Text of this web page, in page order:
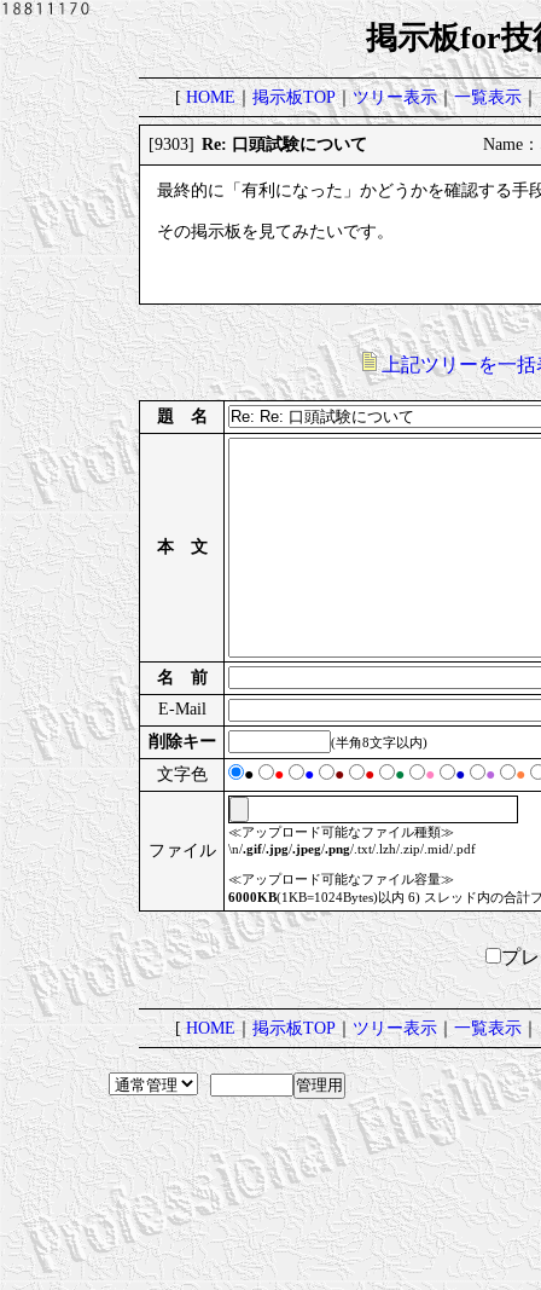
掲示板for技
[HOME｜掲示板TOP｜ツリー表示｜一覧表示｜
[9303] Re: 口頭試験について Name
最終的に「有利になった」かどうかを確認する手
その掲示板を見てみたいです。
上記ツリーを一括
題 名
本 文
名 前
E-Mail
削除キー
(半角8文字以内)
文字色 ● ● ● ● ● ● ● ● ● ●
ファイル
≪アップロード可能なファイル種類≫
\n/.gif/.jpg/.jpeg/.png/.txt/.lzh/.zip/.mid/.pdf
≪アップロード可能なファイル容量≫
6000KB(1KB=1024Bytes)以内 6) スレッド内の合計
プ
[HOME｜掲示板TOP｜ ツリー表示｜ 一覧表示｜